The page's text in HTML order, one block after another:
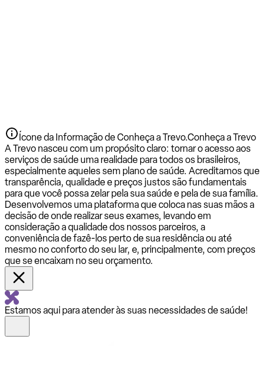
Ícone da Informação de Conheça a Trevo.Conheça a Trevo
A Trevo nasceu com um propósito claro: tornar o acesso aos
serviços de saúde uma realidade para todos os brasileiros,
especialmente aqueles sem plano de saúde. Acreditamos que
transparência, qualidade e preços justos são fundamentais
para que você possa zelar pela sua saúde e pela de sua família.
Desenvolvemos uma plataforma que coloca nas suas mãos a
decisão de onde realizar seus exames, levando em
consideração a qualidade dos nossos parceiros, a
conveniência de fazê-los perto de sua residência ou até
mesmo no conforto do seu lar, e, principalmente, com preços
que se encaixam no seu orçamento.
Estamos aqui para atender às suas necessidades de saúde!